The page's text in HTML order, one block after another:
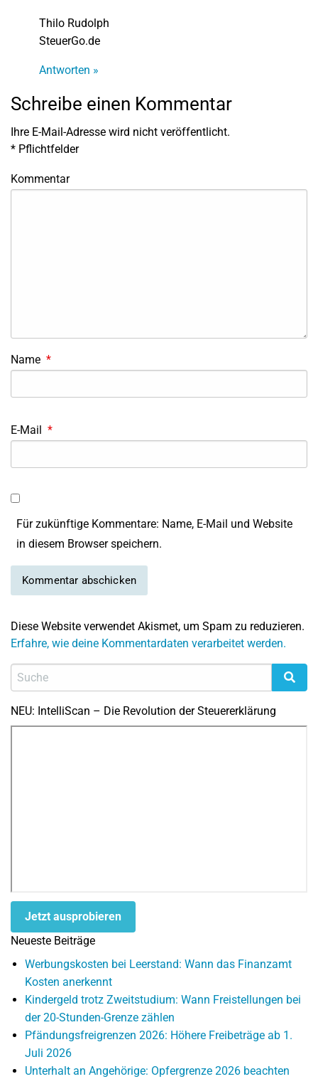
Thilo Rudolph
SteuerGo.de
Antworten »
Schreibe einen Kommentar
Ihre E-Mail-Adresse wird nicht veröffentlicht.
* Pflichtfelder
Kommentar
Name *
E-Mail *
Für zukünftige Kommentare: Name, E-Mail und Website
in diesem Browser speichern.
Diese Website verwendet Akismet, um Spam zu reduzieren.
Erfahre, wie deine Kommentardaten verarbeitet werden.
NEU: IntelliScan – Die Revolution der Steuererklärung
Jetzt ausprobieren
Neueste Beiträge
Werbungskosten bei Leerstand: Wann das Finanzamt
Kosten anerkennt
Kindergeld trotz Zweitstudium: Wann Freistellungen bei
der 20-Stunden-Grenze zählen
Pfändungsfreigrenzen 2026: Höhere Freibeträge ab 1.
Juli 2026
Unterhalt an Angehörige: Opfergrenze 2026 beachten